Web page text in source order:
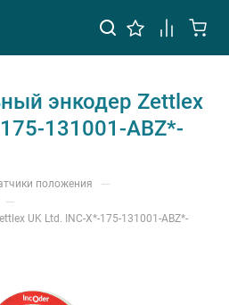
энкодер Zettlex
131001-ABZ*-
положения —
—
UK Ltd. INC-X*-175-131001-ABZ*-